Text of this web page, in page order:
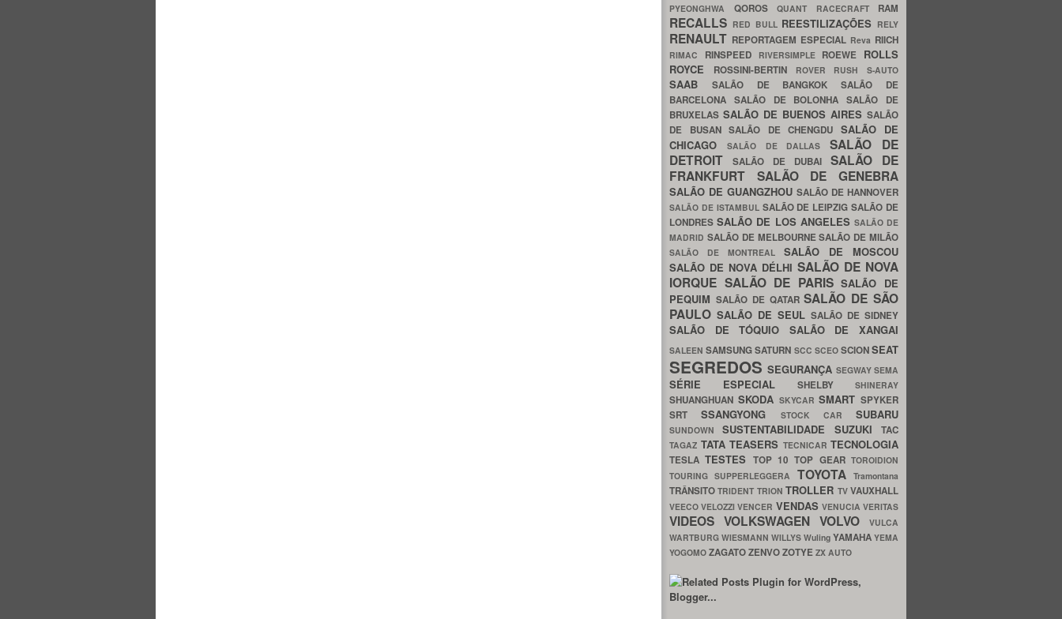
PYEONGHWA QOROS QUANT RACECRAFT RAM
RECALLS RED BULL REESTILIZAÇÕES RELY
RENAULT REPORTAGEM ESPECIAL Reva RIICH
RIMAC RINSPEED RIVERSIMPLE ROEWE ROLLS
ROYCE
ROSSINI-BERTIN ROVER RUSH S-AUTO
SAAB SALÃO DE BANGKOKSALÃO DE
BARCELONA SALÃO DE BOLONHASALÃO DE
BRUXELAS SALÃO DE BUENOS AIRES SALÃO
DE BUSAN SALÃO DE CHENGDU SALÃO DE
CHICAGO
SALÃO DE DALLASSALÃO DE
DETROIT
SALÃO DE DUBAI SALÃO DE
FRANKFURT SALÃO DE GENEBRA
SALÃO DE GUANGZHOU SALÃO DE HANNOVER
SALÃO DE ISTAMBUL SALÃO DE LEIPZIGSALÃO DE
LONDRESSALÃO DE LOS ANGELES SALÃO DE
MADRID SALÃO DE MELBOURNESALÃO DE MILÃO
SALÃO DE MONTREAL SALÃO DE MOSCOU
SALÃO DE NOVA DÉLHI SALÃO DE NOVA
IORQUE SALÃO DE PARISSALÃO DE
PEQUIM SALÃO DE QATARSALÃO DE SÃO
PAULO SALÃO DE SEUL SALÃO DE SIDNEY
SALÃO DE TÓQUIO SALÃO DE XANGAI
SALEENSAMSUNGSATURN SCC SCEO SCIONSEAT
SEGREDOSSEGURANÇA SEGWAYSEMA
SÉRIE ESPECIAL SHELBY SHINERAY
SHUANGHUAN SKODA SKYCARSMART SPYKER
SRTSSANGYONG STOCK CAR SUBARU
SUNDOWNSUSTENTABILIDADE SUZUKITAC
TAGAZ TATA TEASERS TECNICAR TECNOLOGIA
TESLATESTES TOP 10TOP GEARTOROIDION
TOURING SUPPERLEGGERA TOYOTATramontana
TRÂNSITOTRIDENT TRIONTROLLER TVVAUXHALL
VEECOVELOZZIVENCER VENDAS VENUCIAVERITAS
VIDEOS VOLKSWAGEN VOLVO
VULCA
WARTBURG WIESMANN WILLYS Wuling YAMAHA YEMA
YOGOMO ZAGATOZENVOZOTYE ZX AUTO